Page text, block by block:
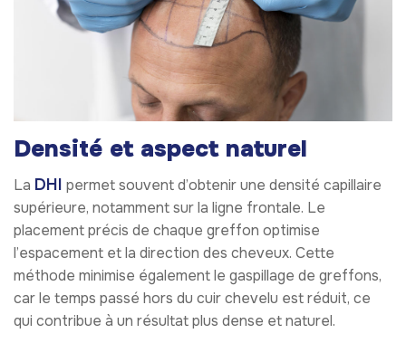
Densité et aspect naturel
La DHI permet souvent d’obtenir une densité capillaire
supérieure, notamment sur la ligne frontale. Le
placement précis de chaque greffon optimise
l’espacement et la direction des cheveux. Cette
méthode minimise également le gaspillage de greffons,
car le temps passé hors du cuir chevelu est réduit, ce
qui contribue à un résultat plus dense et naturel.